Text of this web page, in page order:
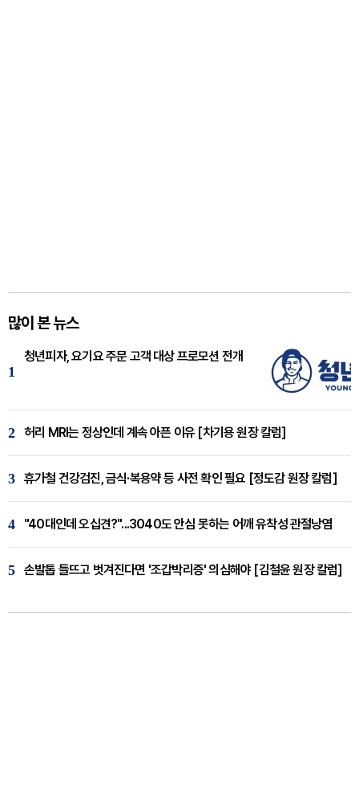
많이 본 뉴스
1
청년피자, 요기요 주문 고객 대상 프로모션 전개
2 허리 MRI는 정상인데 계속 아픈 이유 [차기용 원장 칼럼]
3 휴가철 건강검진, 금식·복용약 등 사전 확인 필요 [정도감 원장 칼럼]
4 "40대인데 오십견?"...3040도 안심 못하는 어깨 유착성 관절낭염
5 손발톱 들뜨고 벗겨진다면 '조갑박리증' 의심해야 [김철윤 원장 칼럼]